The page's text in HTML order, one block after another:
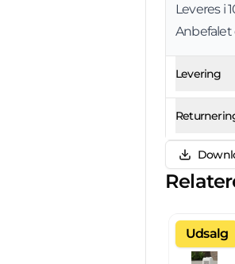
Leveres i
Anbefalet
Levering
Udsalg